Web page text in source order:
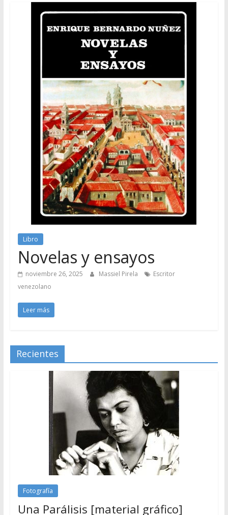
Libro
Novelas y ensayos
noviembre 26, 2025 Massiel Pirela
Escritor
venezolano
Leer más
Recientes
Fotografía
Una Parálisis [material gráfico]